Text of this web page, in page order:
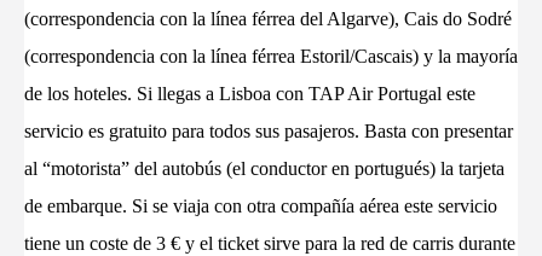
(correspondencia con la línea férrea del Algarve), Cais do Sodré
(correspondencia con la línea férrea Estoril/Cascais) y la mayoría
de los hoteles. Si llegas a Lisboa con TAP Air Portugal este
servicio es gratuito para todos sus pasajeros. Basta con presentar
al “motorista” del autobús (el conductor en portugués) la tarjeta
de embarque. Si se viaja con otra compañía aérea este servicio
tiene un coste de 3 € y el ticket sirve para la red de carris durante